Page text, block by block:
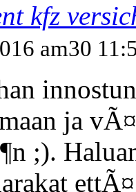
kfz
am30
ja
;).